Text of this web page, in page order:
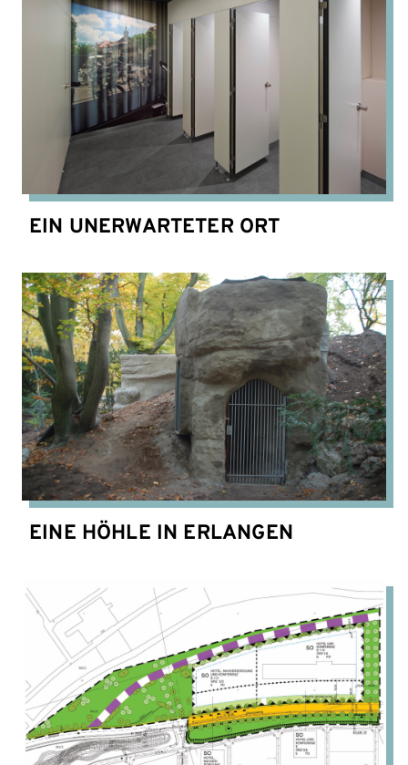
EIN UNERWARTETER ORT
EINE HÖHLE IN ERLANGEN